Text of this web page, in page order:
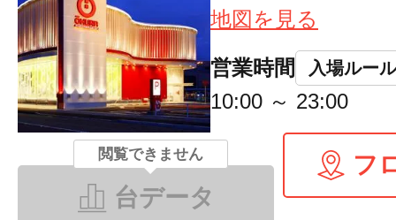
地図を見る
営業時間 入場ルール
10:00 ～ 23:00
閲覧できません
台データ
フ